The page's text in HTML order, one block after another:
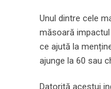
Unul dintre cele
măsoară
ce ajută la
ajunge la 60 sau
Datorită acestui